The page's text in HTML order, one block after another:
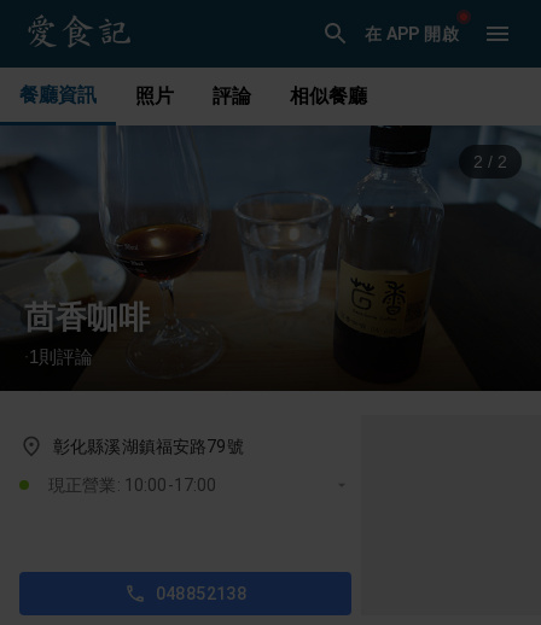
在 APP 開啟
餐廳資訊 照片 評論 相似餐廳
2 / 2
茴香咖啡
·1 則評論
彰化縣溪湖鎮福安路79號
現正營業: 10:00-17:00
048852138